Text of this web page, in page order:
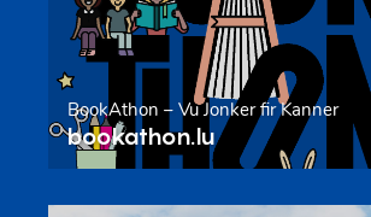
BookAthon – Vu Jonker fir Kanner
bookathon.lu